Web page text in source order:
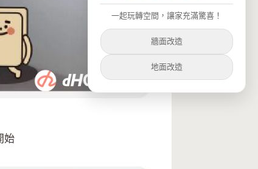
始
一起玩轉空間，讓家充滿驚喜！
牆面改造
地面改造